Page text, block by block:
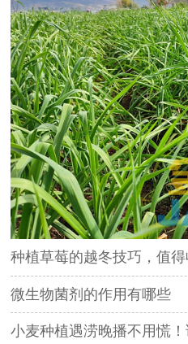
种植草莓的越冬技巧，值
微生物菌剂的作用有哪些
小麦种植遇涝晚播不用慌